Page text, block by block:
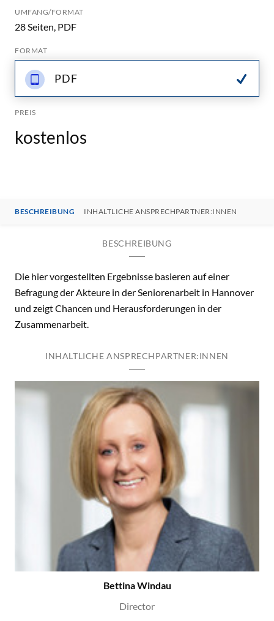
UMFANG/FORMAT
28 Seiten, PDF
FORMAT
PDF
PREIS
kostenlos
BESCHREIBUNG INHALTLICHE ANSPRECHPARTNER:INNEN
BESCHREIBUNG
Die hier vorgestellten Ergebnisse basieren auf einer
Befragung der Akteure in der Seniorenarbeit in Hannover
und zeigt Chancen und Herausforderungen in der
Zusammenarbeit.
INHALTLICHE ANSPRECHPARTNER:INNEN
Bettina Windau
Director